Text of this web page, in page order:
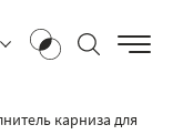
карниза для